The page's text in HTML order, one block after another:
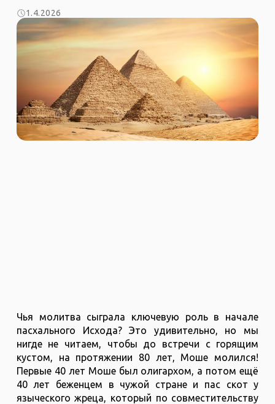
1.4.2026
Чья молитва сыграла ключевую роль в начале
пасхального Исхода? Это удивительно, но мы
нигде не читаем, чтобы до встречи с горящим
кустом, на протяжении 80 лет, Моше молился!
Первые 40 лет Моше был олигархом, а потом ещё
40 лет беженцем в чужой стране и пас скот у
языческого жреца, который по совместительству